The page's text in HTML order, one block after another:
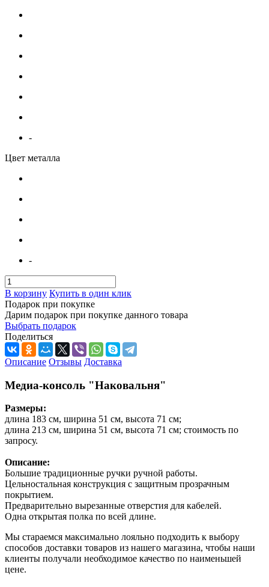
-
Цвет металла
-
В корзину Купить в один клик
Подарок при покупке
Дарим подарок при покупке данного товара
Выбрать подарок
Поделиться
Описание Отзывы Доставка
Медиа-консоль "Наковальня"
Размеры:
длина 183 см, ширина 51 см, высота 71 см;
длина 213 см, ширина 51 см, высота 71 см; стоимость по
запросу.
Описание:
Большие традиционные ручки ручной работы.
Цельностальная конструкция с защитным прозрачным
покрытием.
Предварительно вырезанные отверстия для кабелей.
Одна открытая полка по всей длине.
Мы стараемся максимально лояльно подходить к выбору
способов доставки товаров из нашего магазина, чтобы наши
клиенты получали необходимое качество по наименьшей
цене.